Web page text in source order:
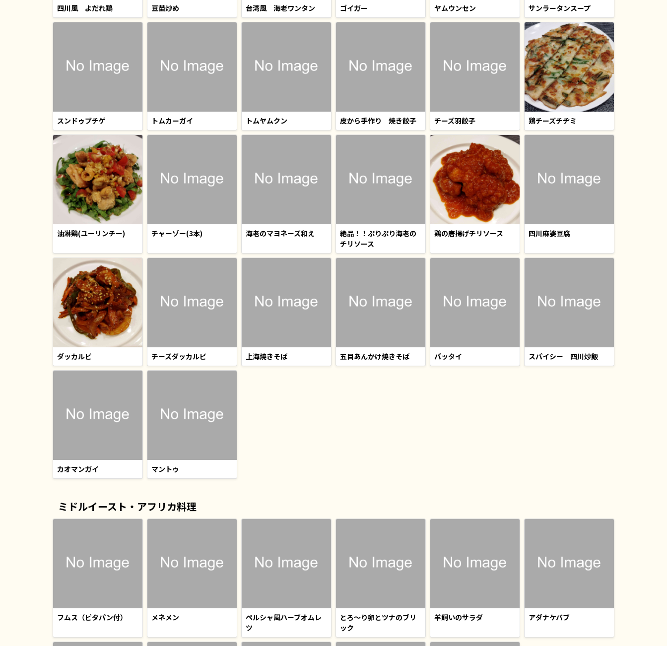
四川風 よだれ鶏 豆苗炒め 台湾風 海老ワンタン ゴイガー ヤムウンセン サンラータンスープ
スンドゥブチゲ トムカーガイ トムヤムクン 皮から手作り 焼き餃子 チーズ羽餃子 鶏チーズチヂミ
油淋鶏(ユーリンチー) チャーゾー(3本) 海老のマヨネーズ和え
絶品！！ぷりぷり海老の
チリソース
鶏の唐揚げチリソース 四川麻婆豆腐
ダッカルビ チーズダッカルビ 上海焼きそば 五目あんかけ焼きそば パッタイ スパイシー 四川炒飯
カオマンガイ マントゥ
ミドルイースト・アフリカ料理
フムス（ピタパン付） メネメン
ペルシャ風ハーブオムレ
ツ
とろ〜り卵とツナのブリ
ック
羊飼いのサラダ アダナケバブ